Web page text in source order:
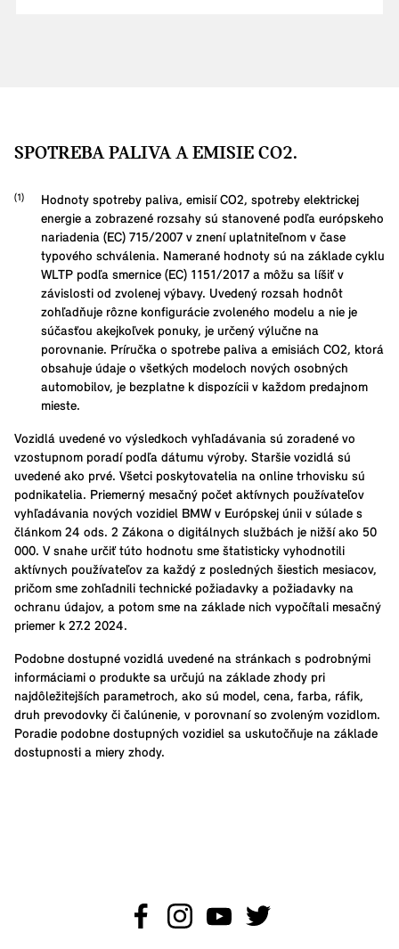
SPOTREBA PALIVA A EMISIE CO2.
Hodnoty spotreby paliva, emisií CO2, spotreby elektrickej
energie a zobrazené rozsahy sú stanovené podľa európskeho
nariadenia (EC) 715/2007 v znení uplatniteľnom v čase
typového schválenia. Namerané hodnoty sú na základe cyklu
WLTP podľa smernice (EC) 1151/2017 a môžu sa líšiť v
závislosti od zvolenej výbavy. Uvedený rozsah hodnôt
zohľadňuje rôzne konfigurácie zvoleného modelu a nie je
súčasťou akejkoľvek ponuky, je určený výlučne na
porovnanie. Príručka o spotrebe paliva a emisiách CO2, ktorá
obsahuje údaje o všetkých modeloch nových osobných
automobilov, je bezplatne k dispozícii v každom predajnom
mieste.
Vozidlá uvedené vo výsledkoch vyhľadávania sú zoradené vo
vzostupnom poradí podľa dátumu výroby. Staršie vozidlá sú
uvedené ako prvé. Všetci poskytovatelia na online trhovisku sú
podnikatelia. Priemerný mesačný počet aktívnych používateľov
vyhľadávania nových vozidiel BMW v Európskej únii v súlade s
článkom 24 ods. 2 Zákona o digitálnych službách je nižší ako 50
000. V snahe určiť túto hodnotu sme štatisticky vyhodnotili
aktívnych používateľov za každý z posledných šiestich mesiacov,
pričom sme zohľadnili technické požiadavky a požiadavky na
ochranu údajov, a potom sme na základe nich vypočítali mesačný
priemer k 27.2 2024.
Podobne dostupné vozidlá uvedené na stránkach s podrobnými
informáciami o produkte sa určujú na základe zhody pri
najdôležitejších parametroch, ako sú model, cena, farba, ráfik,
druh prevodovky či čalúnenie, v porovnaní so zvoleným vozidlom.
Poradie podobne dostupných vozidiel sa uskutočňuje na základe
dostupnosti a miery zhody.